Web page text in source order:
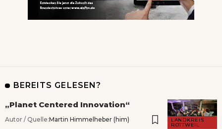
BEREITS GELESEN?
LANDKREIS
ROTTWEIL
„Planet Centered Innovation“
Autor / Quelle:Martin Himmelheber (him)